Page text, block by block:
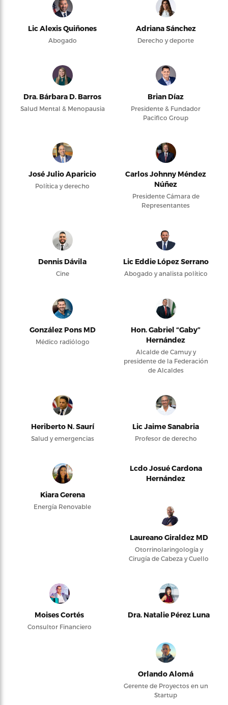
Lic Alexis Quiñones
Abogado
Adriana Sánchez
Derecho y deporte
Dra. Bárbara D. Barros
Salud Mental & Menopausia
Brian Díaz
Presidente & Fundador
Pacifico Group
José Julio Aparicio
Política y derecho
Carlos Johnny Méndez
Núñez
Presidente Cámara de
Representantes
Dennis Dávila
Cine
Lic Eddie López Serrano
Abogado y analista político
González Pons MD
Médico radiólogo
Hon. Gabriel “Gaby”
Hernández
Alcalde de Camuy y
presidente de la Federación
de Alcaldes
Heriberto N. Saurí
Salud y emergencias
Lic Jaime Sanabria
Profesor de derecho
Kiara Gerena
Energía Renovable
Lcdo Josué Cardona
Hernández
Laureano Giraldez MD
Otorrinolaringología y
Cirugía de Cabeza y Cuello
Moises Cortés
Consultor Financiero
Dra. Natalie Pérez Luna
Orlando Alomá
Gerente de Proyectos en un
Startup